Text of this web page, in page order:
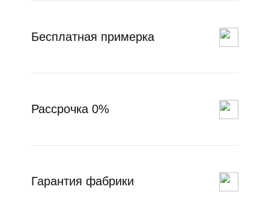
Бесплатная примерка
Рассрочка 0%
Гарантия фабрики